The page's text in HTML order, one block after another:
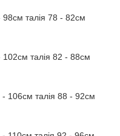
талія 78 - 82см
талія 82 - 88см
106см талія 88 - 92см